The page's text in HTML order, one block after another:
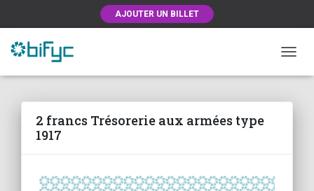
AJOUTER UN BILLET
2 francs Trésorerie aux armées type
1917